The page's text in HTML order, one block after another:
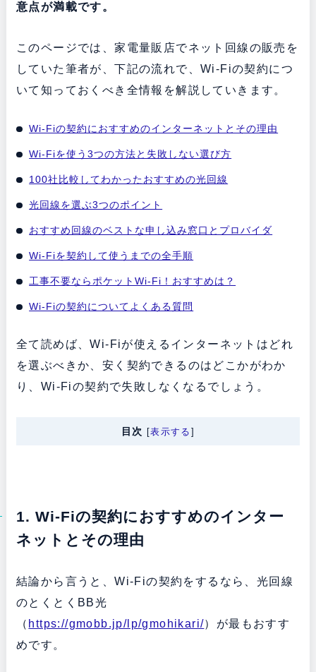
意点が満載です。
このページでは、家電量販店でネット回線の販売を
していた筆者が、下記の流れで、Wi-Fiの契約につ
いて知っておくべき全情報を解説していきます。
Wi-Fiの契約におすすめのインターネットとその理由
Wi-Fiを使う3つの方法と失敗しない選び方
100社比較してわかったおすすめの光回線
光回線を選ぶ3つのポイント
おすすめ回線のベストな申し込み窓口とプロバイダ
Wi-Fiを契約して使うまでの全手順
工事不要ならポケットWi-Fi！おすすめは？
Wi-Fiの契約についてよくある質問
全て読めば、Wi-Fiが使えるインターネットはどれ
を選ぶべきか、安く契約できるのはどこかがわか
り、Wi-Fiの契約で失敗しなくなるでしょう。
目次 [表示する
1. Wi-Fiの契約におすすめのインター
ネットとその理由
結論から言うと、Wi-Fiの契約をするなら、光回線
のとくとくBB光
（ https://gmobb.jp/lp/gmohikari/）が最もおすす
めです。